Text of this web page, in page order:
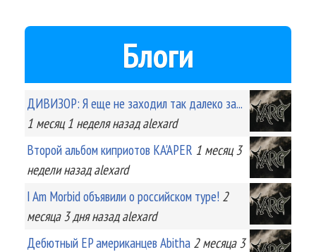
Блоги
ДИВИЗОР: Я еще не заходил так далеко за...
1 месяц 1 неделяназад alexard
Второй альбом киприотов KA'APER 1 месяц 3
неделиназад alexard
I Am Morbid объявили о российском туре! 2
месяца 3 дняназад alexard
Дебютный EP американцев Abitha 2 месяца 3